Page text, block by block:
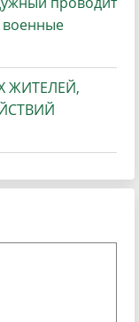
военные
ЖИТЕЛЕЙ,